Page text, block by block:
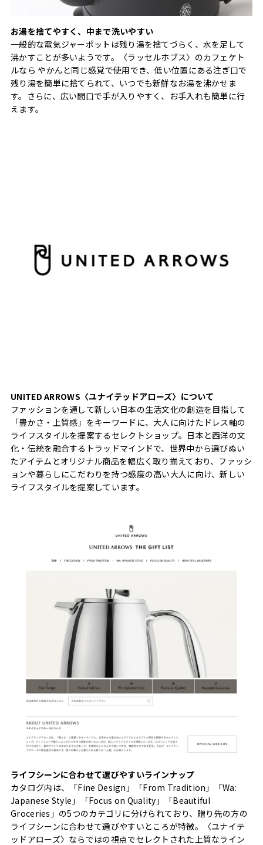
お湯を捨てやすく、中まで洗いやすい
⼀般的な電気ジャーポットは残り湯を捨てづらく、⽔を⾜して
沸かすことが多いようです。〈ラッセルホブス〉のカフェケト
ルなら やかんと同じ感覚で使⽤でき、低い位置にある注ぎ口で
残り湯を簡単に捨てられて、いつでも新鮮なお湯を沸かせま
す。さらに、広い間口で手が入りやすく、お手入れも簡単に行
えます。
UNITED ARROWS〈ユナイテッドアローズ〉について
ファッションを通して新しい日本の生活文化の創造を目指して
「豊かさ・上質感」をキーワードに、大人に向けたドレス軸の
ライフスタイルを提案するセレクトショップ。日本と西洋の文
化・伝統を融合するトラッドマインドで、世界中から選びぬい
たアイテムとオリジナル商品を幅広く取り揃えており、ファッシ
ョンや暮らしにこだわりを持つ感度の高い大人に向け、新しい
ライフスタイルを提案しています。
ライフシーンに合わせて選びやすいラインナップ
カタログ内は、「Fine Design」「From Tradition」「Wa:
Japanese Style」「Focus on Quality」「Beautiful
Groceries」の5つのカテゴリに分けられており、贈り先の方の
ライフシーンに合わせて選びやすいところが特徴。〈ユナイテ
ッドアローズ〉ならではの視点でセレクトされた上質なライン